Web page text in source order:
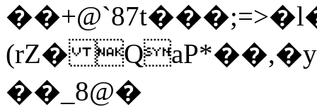
(rZ�
��_ 8@�